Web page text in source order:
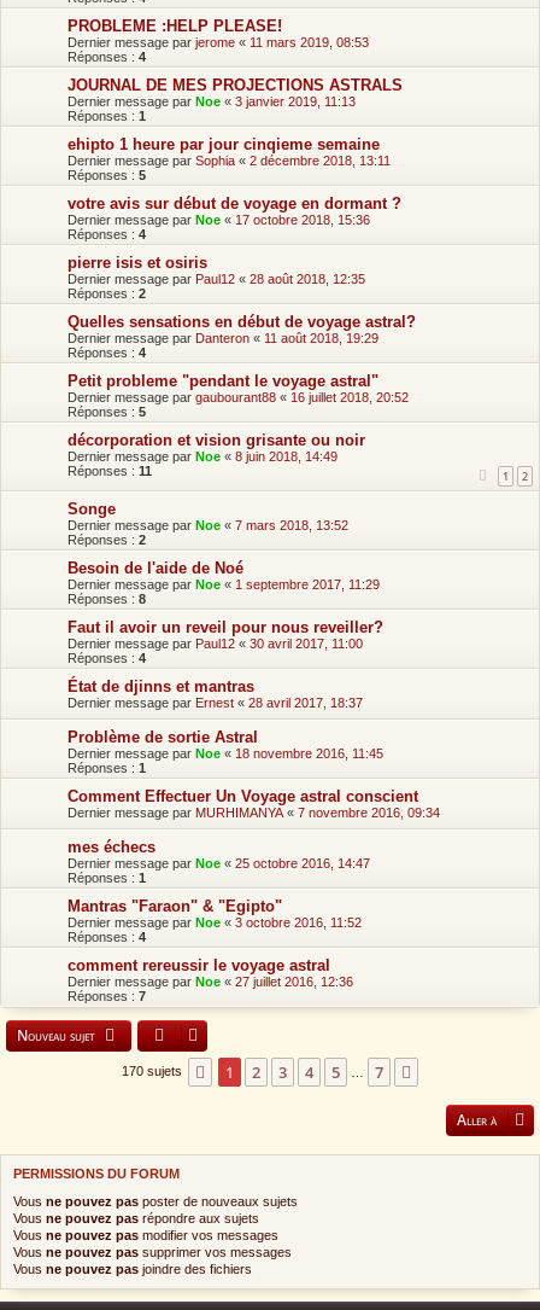
PROBLEME :HELP PLEASE!
Dernier message par jerome « 11 mars 2019, 08:53
Réponses : 4
JOURNAL DE MES PROJECTIONS ASTRALS
Dernier message par Noe « 3 janvier 2019, 11:13
Réponses : 1
ehipto 1 heure par jour cinqieme semaine
Dernier message par Sophia « 2 décembre 2018, 13:11
Réponses : 5
votre avis sur début de voyage en dormant ?
Dernier message par Noe « 17 octobre 2018, 15:36
Réponses : 4
pierre isis et osiris
Dernier message par Paul12 « 28 août 2018, 12:35
Réponses : 2
Quelles sensations en début de voyage astral?
Dernier message par Danteron « 11 août 2018, 19:29
Réponses : 4
Petit probleme "pendant le voyage astral"
Dernier message par gaubourant88 « 16 juillet 2018, 20:52
Réponses : 5
décorporation et vision grisante ou noir
Dernier message par Noe « 8 juin 2018, 14:49
Réponses : 11 1 2
Songe
Dernier message par Noe « 7 mars 2018, 13:52
Réponses : 2
Besoin de l'aide de Noé
Dernier message par Noe « 1 septembre 2017, 11:29
Réponses : 8
Faut il avoir un reveil pour nous reveiller?
Dernier message par Paul12 « 30 avril 2017, 11:00
Réponses : 4
État de djinns et mantras
Dernier message par Ernest « 28 avril 2017, 18:37
Problème de sortie Astral
Dernier message par Noe « 18 novembre 2016, 11:45
Réponses : 1
Comment Effectuer Un Voyage astral conscient
Dernier message par MURHIMANYA« 7 novembre 2016, 09:34
mes échecs
Dernier message par Noe « 25 octobre 2016, 14:47
Réponses : 1
Mantras "Faraon" & "Egipto"
Dernier message par Noe « 3 octobre 2016, 11:52
Réponses : 4
comment rereussir le voyage astral
Dernier message par Noe « 27 juillet 2016, 12:36
Réponses : 7
Nouveau sujet
170 sujets Page 1sur7
1 2 3 4 5 … 7
Aller à
PERMISSIONS DU FORUM
Vous ne pouvez pas poster de nouveaux sujets
Vous ne pouvez pas répondre aux sujets
Vous ne pouvez pas modifier vos messages
Vous ne pouvez pas supprimer vos messages
Vous ne pouvez pas joindre des fichiers